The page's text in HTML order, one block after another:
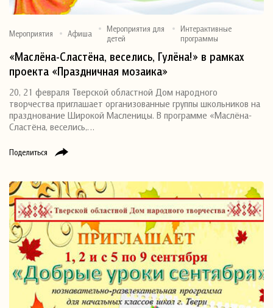
Поделиться
Мероприятия Афиша
Мероприятия для
детей
Интерактивные
программы
«Маслёна-Сластёна, веселись, Гулёна!» в рамках
проекта «Праздничная мозаика»
20, 21 февраля Тверской областной Дом народного
творчества приглашает организованные группы школьников на
празднование Широкой Масленицы. В программе «Маслёна-
Сластёна, веселись,…